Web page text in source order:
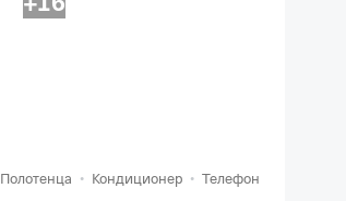
Полотенца • Кондиционер • Телефон